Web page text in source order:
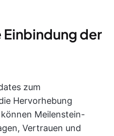
der
zum
Hervorhebung
Meilenstein-
Vertrauen und